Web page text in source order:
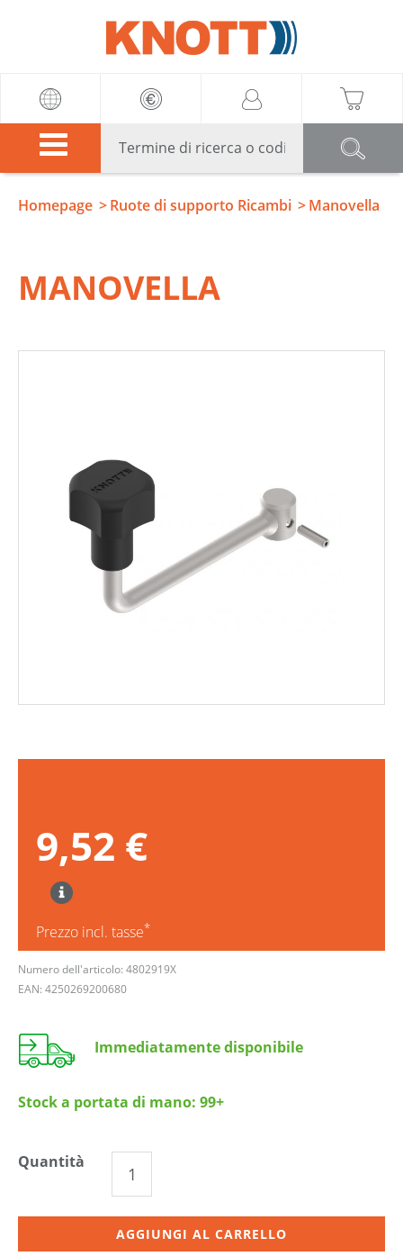
Homepage Ruote di supporto Ricambi Manovella
MANOVELLA
9,52 €
Prezzo incl. tasse*
Numero dell'articolo: 4802919X
EAN: 4250269200680
Immediatamente disponibile
Stock a portata di mano: 99+
Quantità
AGGIUNGI AL CARRELLO